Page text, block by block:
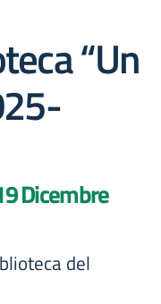
“Un
Dicembre
del